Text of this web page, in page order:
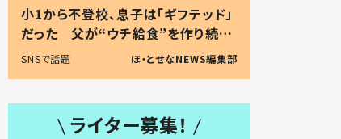
小1から不登校、息子は「ギフテッド」
だった 父が“ウチ給食”を作り続け
る理由とは #令和の親 #令和の子
SNSで話題 ほ・とせなNEWS編集部
ライター募集！